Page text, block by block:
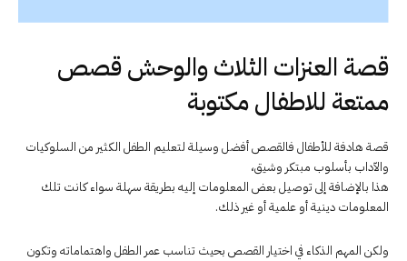
قصة العنزات الثلاث والوحش قصص
ممتعة للاطفال مكتوبة
قصة هادفة للأطفال فالقصص أفضل وسيلة لتعليم الطفل الكثير من السلوكيات
والآداب بأسلوب مبتكر وشيق،
هذا بالإضافة إلى توصيل بعض المعلومات إليه بطريقة سهلة سواء كانت تلك
المعلومات دينية أو علمية أو غير ذلك.
ولكن المهم الذكاء في اختيار القصص بحيث تناسب عمر الطفل واهتماماته وتكون